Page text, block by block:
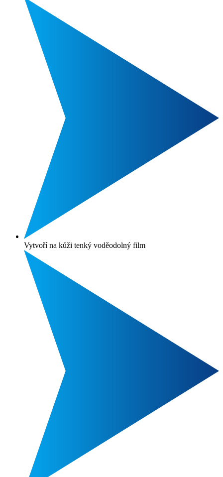
Vytvoří na kůži tenký voděodolný film